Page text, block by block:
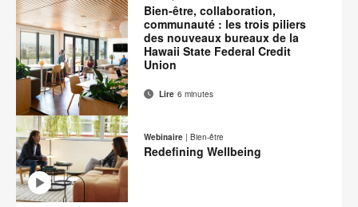
Facebook
Twitter
Pinterest
LinkedIn
page
Partager
sur
Facebook
Partager
sur
Twitter
Partager
sur
Pinterest
Partager
sur
LinkedIn
Adresse
de
contact
Imprimer
cette
page
Bien-être, collaboration,
communauté : les trois piliers
des nouveaux bureaux de la
Hawaii State Federal Credit
Union
Lire 6 minutes
Partager
Partager
Partager
Partager
Adresse
Webinaire | Bien-être
Redefining Wellbeing